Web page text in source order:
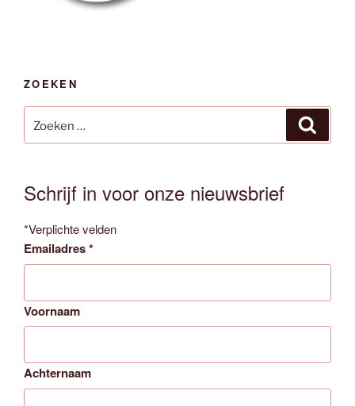
ZOEKEN
naar:
Schrijf in voor onze nieuwsbrief
*Verplichte velden
Emailadres*
Voornaam
Achternaam